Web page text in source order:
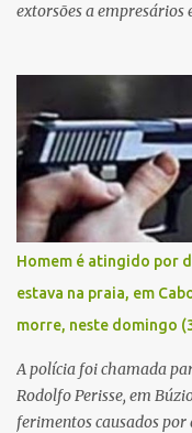
extorsões a empresários
fugir da cidade
baleado na perna na
pistolas e uma réplica
baleado foi identificado
político.
Homem é atingido por
estava na praia, em
morre, neste domingo
A polícia foi chamada
Rodolfo Perisse, em
ferimentos causados